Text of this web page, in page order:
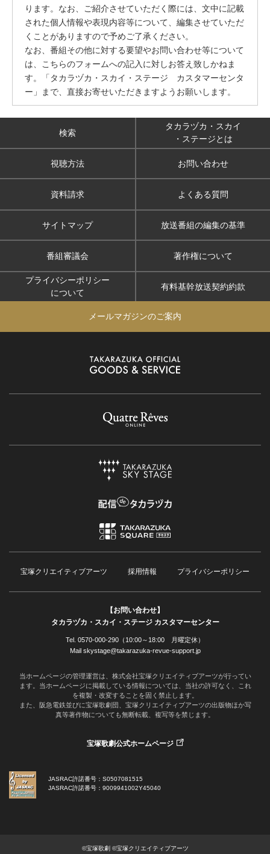
ります。なお、ご紹介させていただく際には、文中に記載
された個人情報や表現内容等について、編集させていただ
くことがありますので予めご了承ください。
なお、番組その他に対する要望やお問い合わせ等について
は、こちらのフォームへの記入に対しお答え致しかねま
す。「タカラヅカ・スカイ・ステージ カスタマーセンタ
ー」まで、直接お寄せいただきますようお願いします。
検索
タカラヅカ・スカイ
・ステージとは
視聴方法 お問い合わせ
資料請求 よくある質問
サイトマップ 放送番組の編集の基準
番組審議会 著作権について
プライバシーポリシー
について
有料基幹放送契約約款
メールマガジンのご案内
宝塚クリエイティブアーツ 採用情報 プライバシーポリシー
【お問い合わせ】
タカラヅカ・スカイ・ステージ カスタマーセンター
Tel. 0570-000-290（10:00～18:00 月曜定休）
Mail skystage@takarazuka-revue-support.jp
当ホームページの管理運営は、株式会社宝塚クリエイティブアーツが行ってい
ます。当ホームページに掲載している情報については、当社の許可なく、これ
を複製・改変することを固く禁止します。
また、阪急電鉄並びに宝塚歌劇団、宝塚クリエイティブアーツの出版物ほか写
真等著作物についても無断転載、複写等を禁じます。
宝塚歌劇公式ホームページ
JASRAC許諾番号：S0507081515
JASRAC許諾番号：9009941002Y45040
©宝塚歌劇 ©宝塚クリエイティブアーツ